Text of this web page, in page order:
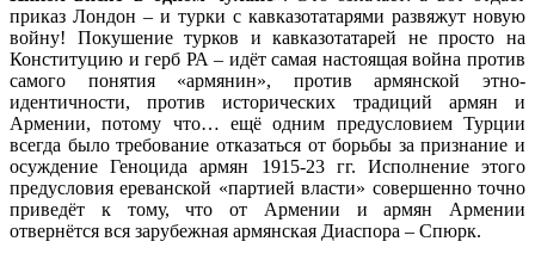
приказ Лондон – и турки с кавказотатарями развяжут новую
войну! Покушение турков и кавказотатарей не просто на
Конституцию и герб РА – идёт самая настоящая война против
самого понятия «армянин», против армянской этно-
идентичности, против исторических традиций армян и
Армении, потому что… ещё одним предусловием Турции
всегда было требование отказаться от борьбы за признание и
осуждение Геноцида армян 1915-23 гг. Исполнение этого
предусловия ереванской «партией власти» совершенно точно
приведёт к тому, что от Армении и армян Армении
отвернётся вся зарубежная армянская Диаспора – Спюрк.